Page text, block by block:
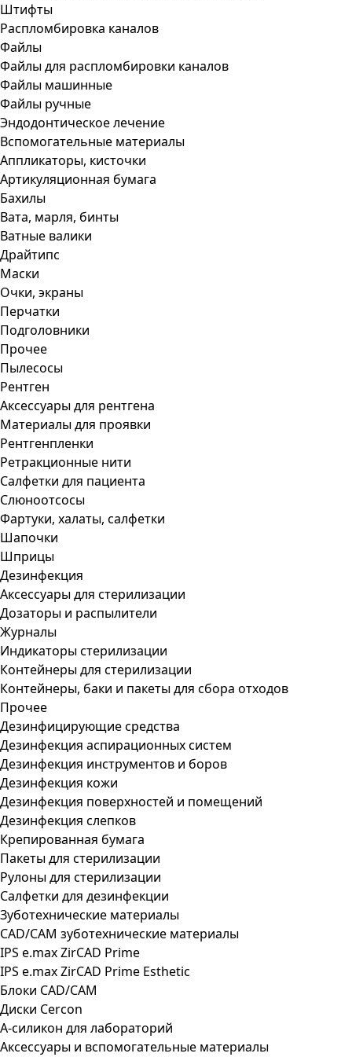
Штифты
Распломбировка каналов
Файлы
Файлы для распломбировки каналов
Файлы машинные
Файлы ручные
Эндодонтическое лечение
Вспомогательные материалы
Аппликаторы, кисточки
Артикуляционная бумага
Бахилы
Вата, марля, бинты
Ватные валики
Драйтипс
Маски
Очки, экраны
Перчатки
Подголовники
Прочее
Пылесосы
Рентген
Аксессуары для рентгена
Материалы для проявки
Рентгенпленки
Ретракционные нити
Салфетки для пациента
Слюноотсосы
Фартуки, халаты, салфетки
Шапочки
Шприцы
Дезинфекция
Аксессуары для стерилизации
Дозаторы и распылители
Журналы
Индикаторы стерилизации
Контейнеры для стерилизации
Контейнеры, баки и пакеты для сбора отходов
Прочее
Дезинфицирующие средства
Дезинфекция аспирационных систем
Дезинфекция инструментов и боров
Дезинфекция кожи
Дезинфекция поверхностей и помещений
Дезинфекция слепков
Крепированная бумага
Пакеты для стерилизации
Рулоны для стерилизации
Салфетки для дезинфекции
Зуботехнические материалы
CAD/CAM зуботехнические материалы
IPS e.max ZirCAD Prime
IPS e.max ZirCAD Prime Esthetic
Блоки CAD/CAM
Диски Cercon
А-силикон для лабораторий
Аксессуары и вспомогательные материалы